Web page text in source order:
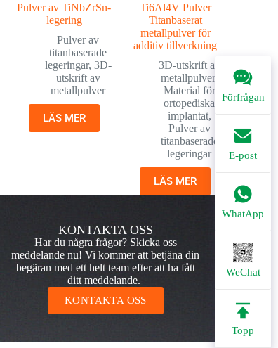
Förfrågan
E-post
WhatApp
WeChat
Topp
Pulver av TiNbZrSn-
legering
Pulver av
titanbaserade
legeringar, 3D-
utskrift av
metallpulver
LÄS MER
Ti6Al4V Pulver
Titanbaserat
metallpulver för
additiv tillverkning
3D-utskrift av
metallpulver
Material för
ortopediska
implantat,
Pulver av
titanbaserade
legeringar
LÄS MER
KONTAKTA OSS
Har du några frågor? Skicka oss
meddelande nu! Vi kommer att betjäna din
begäran med ett helt team efter att ha fått
ditt meddelande.
KONTAKTA OSS